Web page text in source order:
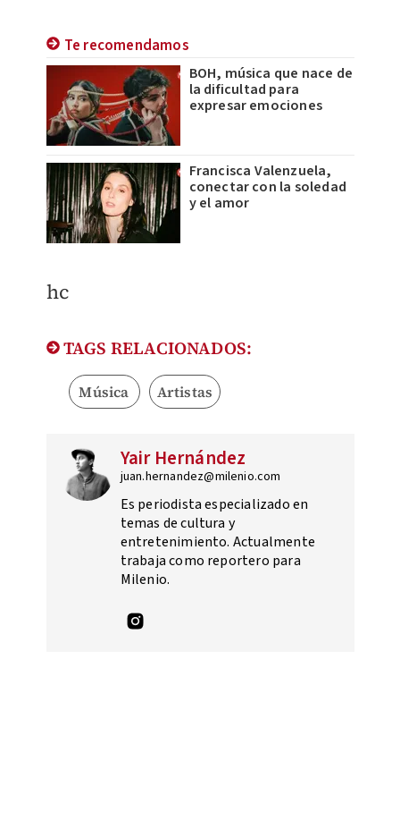
Te recomendamos
BOH, música que nace de
la dificultad para
expresar emociones
Francisca Valenzuela,
conectar con la soledad
y el amor
hc
TAGS RELACIONADOS:
Música Artistas
Yair Hernández
juan.hernandez@milenio.com
Es periodista especializado en
temas de cultura y
entretenimiento. Actualmente
trabaja como reportero para
Milenio.